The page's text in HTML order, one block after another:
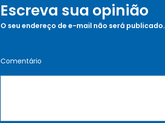
Escreva sua opinião
O seu endereço de e-mail não será publicado.
Comentário